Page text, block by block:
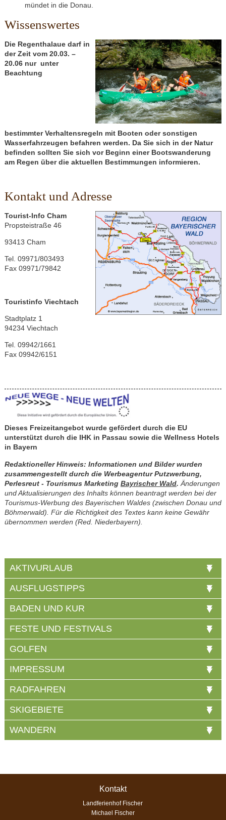
mündet in die Donau.
Wissenswertes
Die Regenthalaue darf in
der Zeit vom 20.03. –
20.06 nur unter
Beachtung
bestimmter Verhaltensregeln mit Booten oder sonstigen
Wasserfahrzeugen befahren werden. Da Sie sich in der Natur
befinden sollten Sie sich vor Beginn einer Bootswanderung
am Regen über die aktuellen Bestimmungen informieren.
Kontakt und Adresse
Tourist-Info Cham
Propsteistraße 46
93413 Cham
Tel. 09971/803493
Fax 09971/79842
Touristinfo Viechtach
Stadtplatz 1
94234 Viechtach
Tel. 09942/1661
Fax 09942/6151
Dieses Freizeitangebot wurde gefördert durch die EU
unterstützt durch die IHK in Passau sowie die Wellness Hotels
in Bayern
Redaktioneller Hinweis: Informationen und Bilder wurden
zusammengestellt durch die Werbeagentur Putzwerbung,
Perlesreut - Tourismus Marketing Bayrischer Wald. Änderungen
und Aktualisierungen des Inhalts können beantragt werden bei der
Tourismus-Werbung des Bayerischen Waldes (zwischen Donau und
Böhmerwald). Für die Richtigkeit des Textes kann keine Gewähr
übernommen werden (Red. Niederbayern).
AKTIVURLAUB
AUSFLUGSTIPPS
BADEN UND KUR
FESTE UND FESTIVALS
GOLFEN
IMPRESSUM
RADFAHREN
SKIGEBIETE
WANDERN
Kontakt
Landferienhof Fischer
Michael Fischer